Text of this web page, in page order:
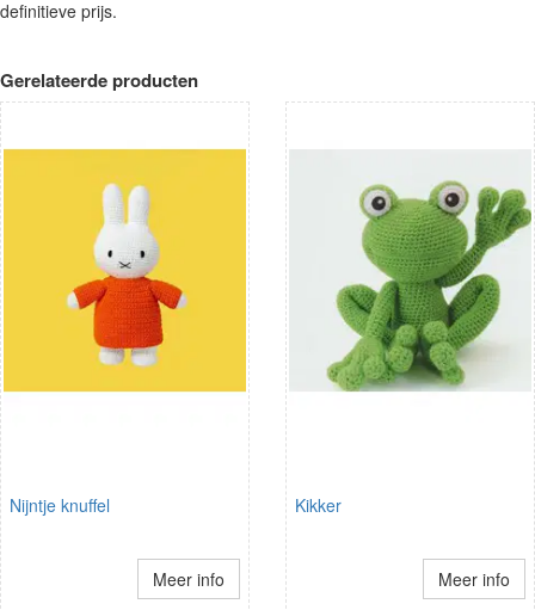
definitieve prijs.
Gerelateerde producten
Nijntje knuffel
Meer info
Kikker
Meer info